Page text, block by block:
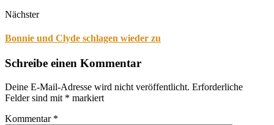
Nächster
Bonnie und Clyde schlagen wieder zu
Schreibe einen Kommentar
Deine E-Mail-Adresse wird nicht veröffentlicht. Erforderliche
Felder sind mit * markiert
Kommentar *